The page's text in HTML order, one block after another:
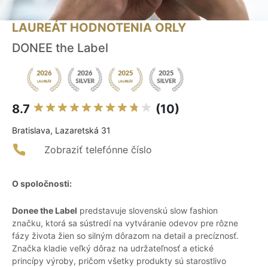
LAUREÁT HODNOTENIA ORLY
DONEE the Label
8.7 (10)
Bratislava, Lazaretská 31
Zobraziť telefónne číslo
O spoločnosti:
Donee the Label predstavuje slovenskú slow fashion
značku, ktorá sa sústredí na vytváranie odevov pre rôzne
fázy života žien so silným dôrazom na detail a precíznosť.
Značka kladie veľký dôraz na udržateľnosť a etické
princípy výroby, pričom všetky produkty sú starostlivo